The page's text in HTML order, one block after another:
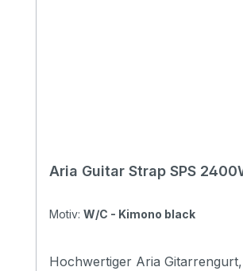
Aria Guitar Strap SPS
Motiv: W/C - Kimono black
Hochwertiger Aria Gitarrengurt,